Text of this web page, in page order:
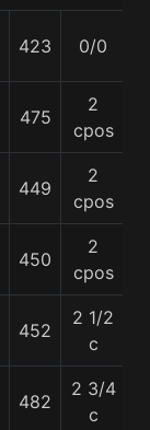
423 0/0
475
2
cpos
449
2
cpos
450
2
cpos
452
2 1/2
c
482
2 3/4
c